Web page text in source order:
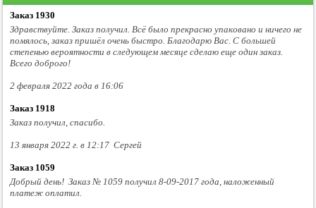
Заказ 1930
Здравствуйте. Заказ получил. Всё было прекрасно упаковано и ничего не
помялось, заказ пришёл очень быстро. Благодарю Вас. С большей
степенью вероятности в следующем месяце сделаю еще один заказ.
Всего доброго!
2 февраля 2022 года в 16:06
Заказ 1918
Заказ получил, спасибо.
13 января 2022 г. в 12:17 Сергей
Заказ 1059
Добрый день! Заказ № 1059 получил 8-09-2017 года, наложенный
платеж оплатил.